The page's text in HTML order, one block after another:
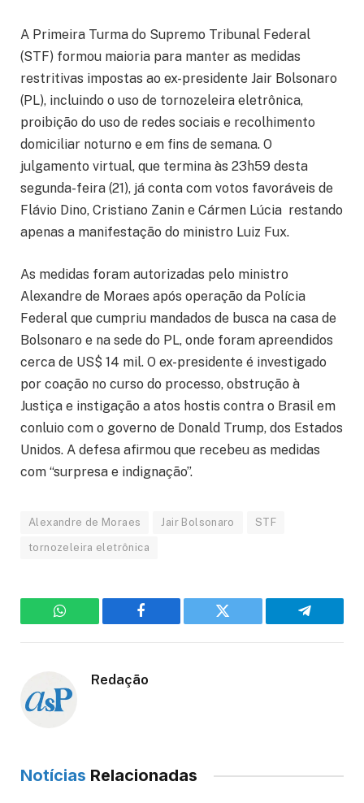
A Primeira Turma do Supremo Tribunal Federal
(STF) formou maioria para manter as medidas
restritivas impostas ao ex-presidente Jair Bolsonaro
(PL), incluindo o uso de tornozeleira eletrônica,
proibição do uso de redes sociais e recolhimento
domiciliar noturno e em fins de semana. O
julgamento virtual, que termina às 23h59 desta
segunda-feira (21), já conta com votos favoráveis de
Flávio Dino, Cristiano Zanin e Cármen Lúcia restando
apenas a manifestação do ministro Luiz Fux.
As medidas foram autorizadas pelo ministro
Alexandre de Moraes após operação da Polícia
Federal que cumpriu mandados de busca na casa de
Bolsonaro e na sede do PL, onde foram apreendidos
cerca de US$ 14 mil. O ex-presidente é investigado
por coação no curso do processo, obstrução à
Justiça e instigação a atos hostis contra o Brasil em
conluio com o governo de Donald Trump, dos Estados
Unidos. A defesa afirmou que recebeu as medidas
com “surpresa e indignação”.
Alexandre de Moraes Jair Bolsonaro STF
tornozeleira eletrônica
WhatsApp Facebook Twitter Telegram
Redação
Notícias Relacionadas